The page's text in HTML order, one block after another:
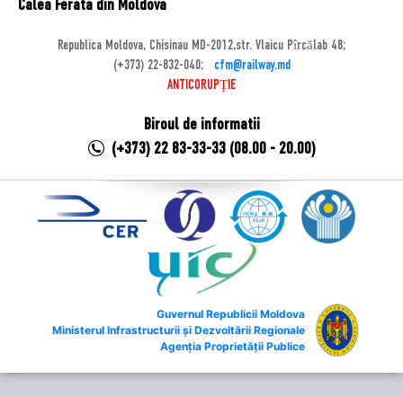
Calea Ferata din Moldova
Republica Moldova, Chisinau MD-2012,str. Vlaicu Pîrcălab 48;
(+373) 22-832-040;
cfm@railway.md
ANTICORUPȚIE
Biroul de informatii
(+373) 22 83-33-33 (08.00 - 20.00)
Guvernul Republicii Moldova
Ministerul Infrastructurii și Dezvoltării Regionale
Agenția Proprietății Publice